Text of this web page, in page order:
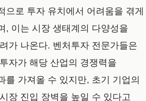
으로 투자 유치에서 어려움을 겪게
, 이는 시장 생태계의 다양성을
가 나온다. 벤처투자 전문가들은
자가 해당 산업의 경쟁력을
를 가져올 수 있지만, 초기 기업의
장 진입 장벽을 높일 수 있다고